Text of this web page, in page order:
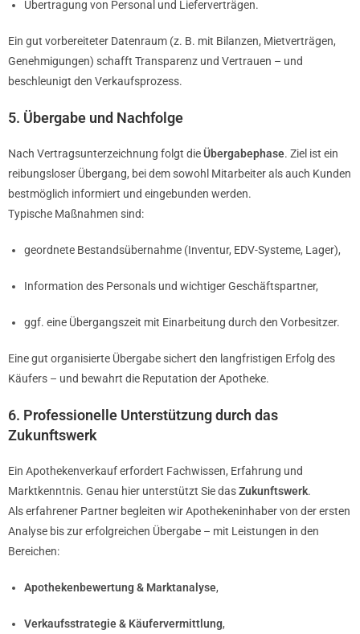
Übertragung von Personal und Lieferverträgen.
Ein gut vorbereiteter Datenraum (z. B. mit Bilanzen, Mietverträgen,
Genehmigungen) schafft Transparenz und Vertrauen – und
beschleunigt den Verkaufsprozess.
5. Übergabe und Nachfolge
Nach Vertragsunterzeichnung folgt dieÜbergabephase. Ziel ist ein
reibungsloser Übergang, bei dem sowohl Mitarbeiter als auch Kunden
bestmöglich informiert und eingebunden werden.
Typische Maßnahmen sind:
geordnete Bestandsübernahme (Inventur, EDV-Systeme, Lager),
Information des Personals und wichtiger Geschäftspartner,
ggf. eine Übergangszeit mit Einarbeitung durch den Vorbesitzer.
Eine gut organisierte Übergabe sichert den langfristigen Erfolg des
Käufers – und bewahrt die Reputation der Apotheke.
6. Professionelle Unterstützung durch das
Zukunftswerk
Ein Apothekenverkauf erfordert Fachwissen, Erfahrung und
Marktkenntnis. Genau hier unterstützt Sie dasZukunftswerk.
Als erfahrener Partner begleiten wir Apothekeninhaber von der ersten
Analyse bis zur erfolgreichen Übergabe – mit Leistungen in den
Bereichen:
Apothekenbewertung & Marktanalyse,
Verkaufsstrategie & Käufervermittlung,